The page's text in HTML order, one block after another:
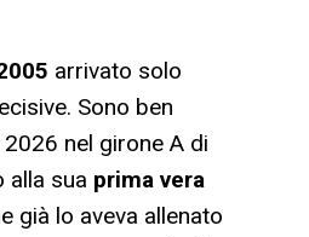
arrivato solo
Sono ben
nel girone A di
alla sua prima vera
già lo aveva allenato